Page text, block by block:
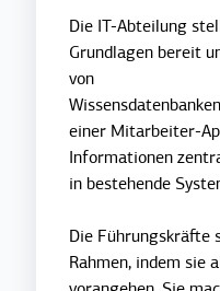
Die IT-Abteilung
Grundlagen bereit
von
einer Mitarbeiter-
Informationen
in bestehende
Die Führungskräfte
Rahmen, indem sie